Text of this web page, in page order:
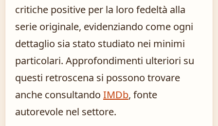
critiche positive per la loro fedeltà alla
serie originale, evidenziando come ogni
dettaglio sia stato studiato nei minimi
particolari. Approfondimenti ulteriori su
questi retroscena si possono trovare
anche consultando IMDb, fonte
autorevole nel settore.